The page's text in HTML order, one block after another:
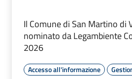
Il Comune di San Martino di
nominato da Legambiente
2026
Accesso all'informazione